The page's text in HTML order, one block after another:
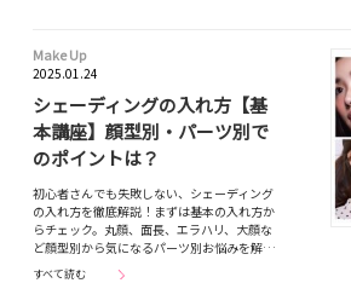
Make Up
2025.01.24
シェーディングの入れ方【基
本講座】顔型別・パーツ別で
のポイントは？
初心者さんでも失敗しない、シェーディング
の入れ方を徹底解説！まずは基本の入れ方か
らチェック。丸顔、面長、エラハリ、大顔な
ど顔型別から気になるパーツ別お悩みを解…
すべて読む